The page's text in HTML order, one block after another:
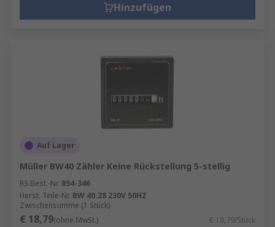
Hinzufügen
Auf Lager
Müller BW40 Zähler Keine Rückstellung 5-stellig
RS Best.-Nr. 854-346
Herst. Teile-Nr. BW 40.28 230V 50HZ
Zwischensumme (1 Stück)
€ 18,79(ohne MwSt.) € 18,79/Stück